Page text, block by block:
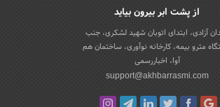
از پشت ابر بیرون بیاید
آزادی، ابتدای اتوبان شهید لشکری، جنب
مترو بیمه، کارخانه نوآوری، ساختمان هم
آوا، اخباررسمی
support@akhbarrasmi.com